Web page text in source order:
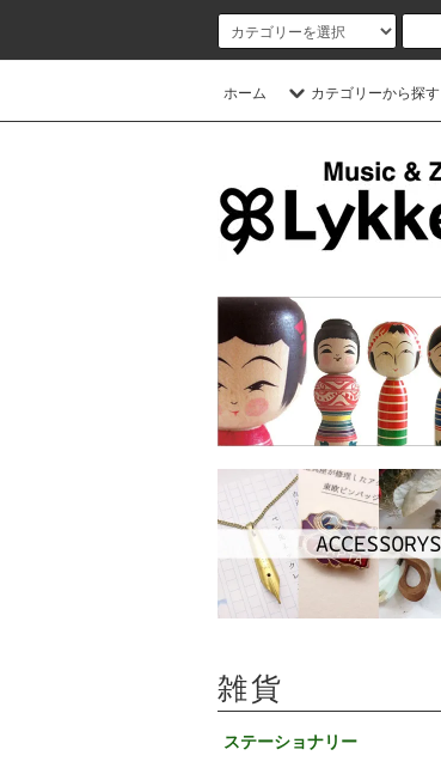
ホーム カテゴリーから探す
雑貨
ステーショナリー